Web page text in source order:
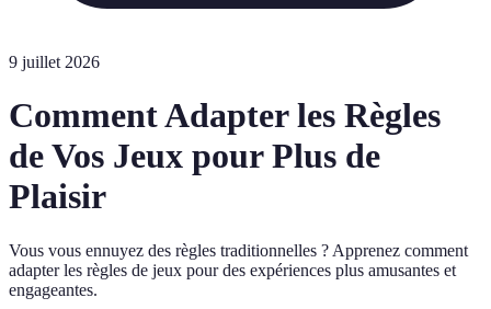
9 juillet 2026
Comment Adapter les Règles
de Vos Jeux pour Plus de
Plaisir
Vous vous ennuyez des règles traditionnelles ? Apprenez comment
adapter les règles de jeux pour des expériences plus amusantes et
engageantes.